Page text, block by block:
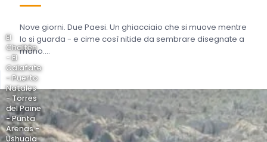
Nove giorni. Due Paesi. Un ghiacciaio che si muove mentre
lo si guarda - e cime così nitide da sembrare disegnate a
mano....
El
Chaltén
- El
Calafate
- Puerto
Natales
- Torres
del Paine
- Punta
Arenas -
Ushuaia